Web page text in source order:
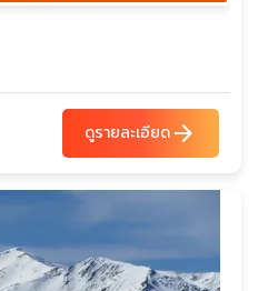
ดูรายละเอียดarrow_forward